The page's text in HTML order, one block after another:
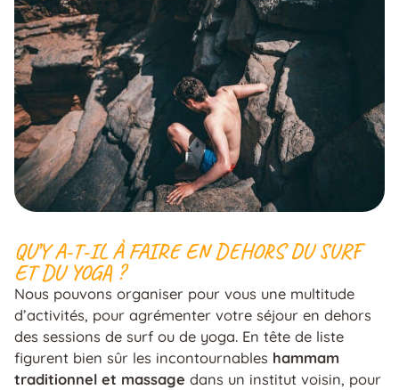
QU’Y A-T-IL À FAIRE EN DEHORS DU SURF
ET DU YOGA ?
Nous pouvons organiser pour vous une multitude
d’activités, pour agrémenter votre séjour en dehors
des sessions de surf ou de yoga. En tête de liste
figurent bien sûr les incontournables hammam
traditionnel et massage dans un institut voisin, pour